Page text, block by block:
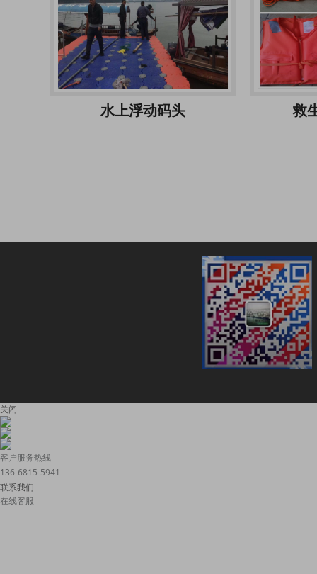
水上浮动码头 救
关闭
客户服务热线
136-6815-5941
联系我们
在线客服